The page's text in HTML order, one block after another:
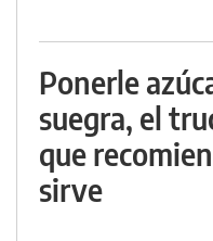
Ponerle
suegra, el
que
sirve